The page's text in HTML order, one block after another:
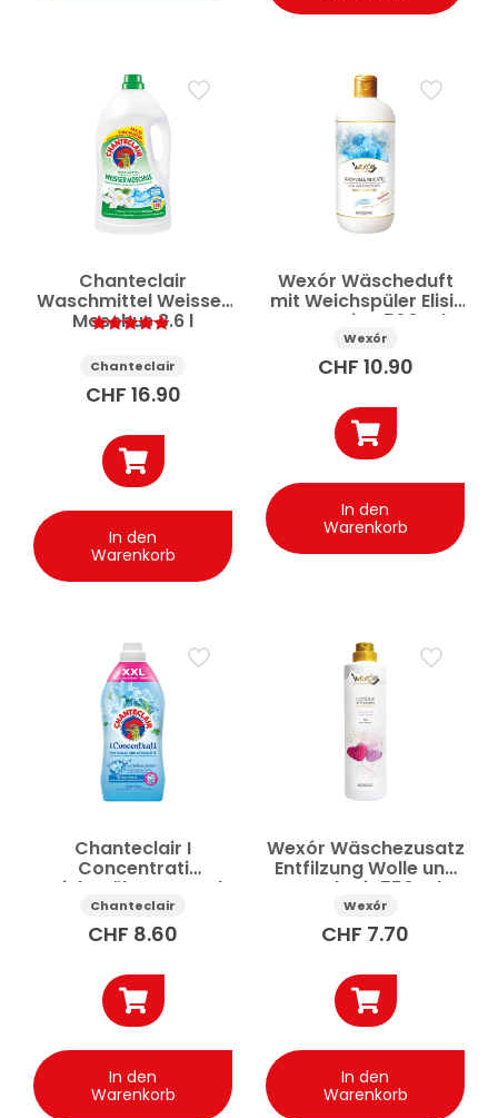
Chanteclair
Waschmittel Weisser
Moschus 3.6 l
5.00
von 5
Chanteclair
CHF 16.90
In den
Warenkorb
Wexór Wäscheduft
mit Weichspüler Elisir
Acquatico 500 ml
Wexór
CHF 10.90
In den
Warenkorb
Chanteclair I
Concentrati
Weichspüler Meersalz
und Lotusblüte 1.8 l
Chanteclair
CHF 8.60
In den
Warenkorb
Wexór Wäschezusatz
Entfilzung Wolle und
Kaschmir 750 ml
Wexór
CHF 7.70
In den
Warenkorb